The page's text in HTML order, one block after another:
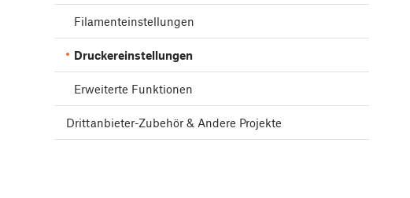
Filamenteinstellungen
Druckereinstellungen
Erweiterte Funktionen
Drittanbieter-Zubehör & Andere Projekte